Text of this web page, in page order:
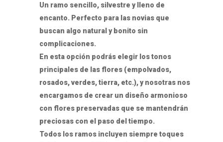
Un ramo sencillo, silvestre y lleno de
encanto. Perfecto para las novias que
buscan algo natural y bonito sin
complicaciones.
En esta opción podrás elegir los tonos
principales de las flores (empolvados,
rosados, verdes, tierra, etc.), y nosotras nos
encargamos de crear un diseño armonioso
con flores preservadas que se mantendrán
preciosas con el paso del tiempo.
Todos los ramos incluyen siempre toques